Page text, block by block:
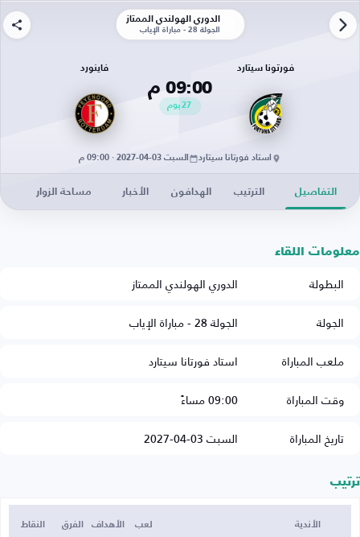
الدوري الهولندي الممتاز
الجولة 28 - مباراة الإياب
فورتونا سيتارد
09:00 م
27يوم
فاينورد
استاد فورتانا سيتارد السبت 03-04-2027 · 09:00 م
التفاصيل الترتيب الهدافون الأخبار مساحة الزوار
معلومات اللقاء
البطولة
الدوري الهولندي الممتاز
الجولة
الجولة 28 - مباراة الإياب
ملعب المباراة
استاد فورتانا سيتارد
وقت المباراة
09:00 مساءً
تاريخ المباراة
السبت 03-04-2027
ترتيب
الأندية لعب الأهداف الفرق النقاط